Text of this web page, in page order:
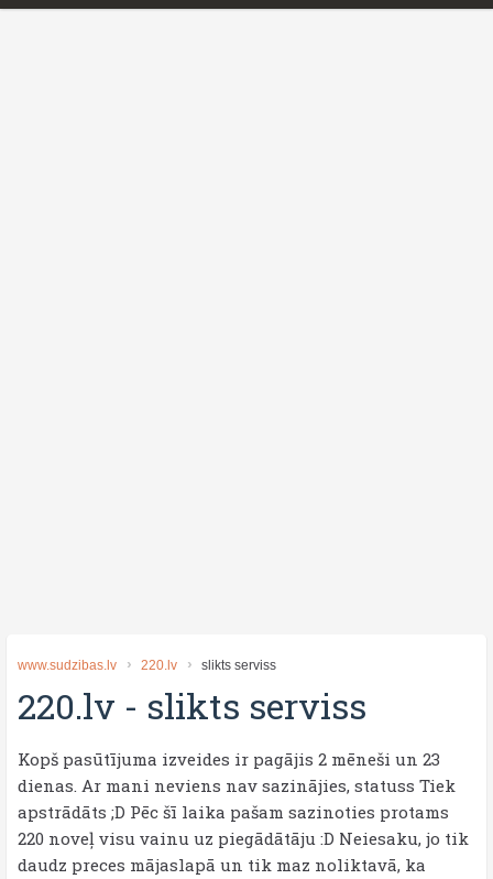
www.sudzibas.lv 220.lv slikts serviss
220.lv - slikts serviss
Kopš pasūtījuma izveides ir pagājis 2 mēneši un 23
dienas. Ar mani neviens nav sazinājies, statuss Tiek
apstrādāts ;D Pēc šī laika pašam sazinoties protams
220 noveļ visu vainu uz piegādātāju :D Neiesaku, jo tik
daudz preces mājaslapā un tik maz noliktavā, ka